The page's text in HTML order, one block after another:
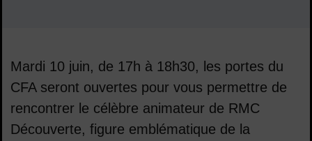
Mardi 10 juin, de 17h à 18h30, les portes du
CFA seront ouvertes pour vous permettre de
rencontrer le célèbre animateur de RMC
Découverte, figure emblématique de la